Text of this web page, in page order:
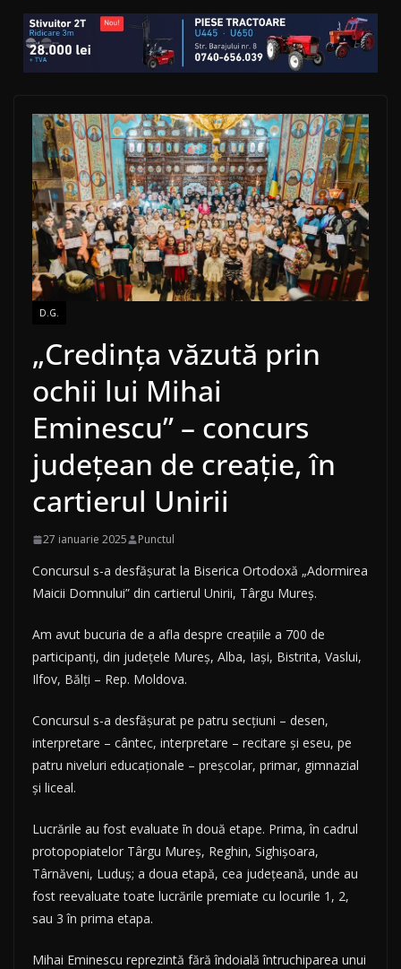
D.G.
„Credința văzută prin
ochii lui Mihai
Eminescu” – concurs
județean de creație, în
cartierul Unirii
27 ianuarie 2025 Punctul
Concursul s-a desfășurat la Biserica Ortodoxă „Adormirea
Maicii Domnului” din cartierul Unirii, Târgu Mureș.
Am avut bucuria de a afla despre creațiile a 700 de
participanți, din județele Mureș, Alba, Iași, Bistrita, Vaslui,
Ilfov, Bălți – Rep. Moldova.
Concursul s-a desfășurat pe patru secțiuni – desen,
interpretare – cântec, interpretare – recitare și eseu, pe
patru niveluri educaționale – preșcolar, primar, gimnazial
și liceal.
Lucrările au fost evaluate īn două etape. Prima, în cadrul
protopopiatelor Târgu Mureș, Reghin, Sighișoara,
Târnăveni, Luduș; a doua etapă, cea județeană, unde au
fost reevaluate toate lucrările premiate cu locurile 1, 2,
sau 3 în prima etapa.
Mihai Eminescu reprezintă fără îndoială întruchiparea unui